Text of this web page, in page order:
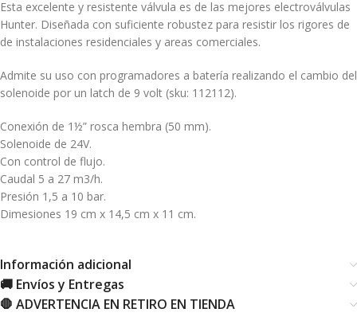
Esta excelente y resistente válvula es de las mejores electroválvulas
Hunter. Diseñada con suficiente robustez para resistir los rigores de
de instalaciones residenciales y areas comerciales.
Admite su uso con programadores a batería realizando el cambio del
solenoide por un latch de 9 volt (sku: 112112).
Conexión de 1½” rosca hembra (50 mm).
Solenoide de 24V.
Con control de flujo.
Caudal 5 a 27 m3/h.
Presión 1,5 a 10 bar.
Dimesiones 19 cm x 14,5 cm x 11 cm.
Información adicional
🚚 Envíos y Entregas
🛑 ADVERTENCIA EN RETIRO EN TIENDA